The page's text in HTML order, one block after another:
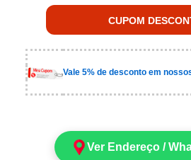
CUPOM
Vale 5% de desconto em
Ver Endereço /